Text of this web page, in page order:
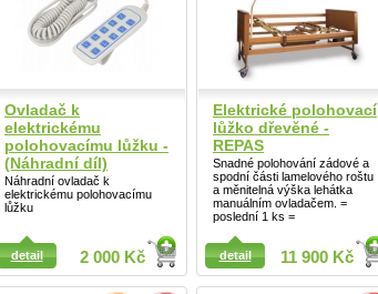
Ovladač k
elektrickému
polohovacímu lůžku -
(Náhradní díl)
Náhradní ovladač k
elektrickému polohovacímu
lůžku
2 000 Kč
detail
Elektrické polohovací
lůžko dřevěné -
REPAS
Snadné polohování zádové a
spodní části lamelového roštu
a měnitelná výška lehátka
manuálním ovladačem. =
poslední 1 ks =
11 900 Kč
detail